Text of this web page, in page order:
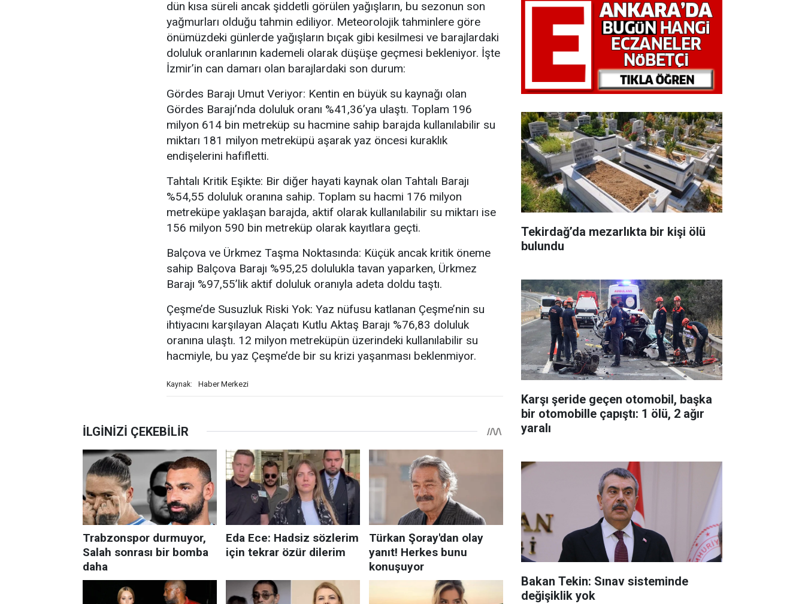
dün kısa süreli ancak şiddetli görülen yağışların, bu sezonun son
yağmurları olduğu tahmin ediliyor. Meteorolojik tahminlere göre
önümüzdeki günlerde yağışların bıçak gibi kesilmesi ve barajlardaki
doluluk oranlarının kademeli olarak düşüşe geçmesi bekleniyor. İşte
İzmir’in can damarı olan barajlardaki son durum:
Gördes Barajı Umut Veriyor: Kentin en büyük su kaynağı olan
Gördes Barajı’nda doluluk oranı %41,36’ya ulaştı. Toplam 196
milyon 614 bin metreküp su hacmine sahip barajda kullanılabilir su
miktarı 181 milyon metreküpü aşarak yaz öncesi kuraklık
endişelerini hafifletti.
Tahtalı Kritik Eşikte: Bir diğer hayati kaynak olan Tahtalı Barajı
%54,55 doluluk oranına sahip. Toplam su hacmi 176 milyon
metreküpe yaklaşan barajda, aktif olarak kullanılabilir su miktarı ise
156 milyon 590 bin metreküp olarak kayıtlara geçti.
Balçova ve Ürkmez Taşma Noktasında: Küçük ancak kritik öneme
sahip Balçova Barajı %95,25 dolulukla tavan yaparken, Ürkmez
Barajı %97,55’lik aktif doluluk oranıyla adeta doldu taştı.
Çeşme’de Susuzluk Riski Yok: Yaz nüfusu katlanan Çeşme’nin su
ihtiyacını karşılayan Alaçatı Kutlu Aktaş Barajı %76,83 doluluk
oranına ulaştı. 12 milyon metreküpün üzerindeki kullanılabilir su
hacmiyle, bu yaz Çeşme’de bir su krizi yaşanması beklenmiyor.
Kaynak: Haber Merkezi
Tekirdağ’da mezarlıkta bir kişi ölü
bulundu
Karşı şeride geçen otomobil, başka
bir otomobille çapıştı: 1 ölü, 2 ağır
yaralı
Bakan Tekin: Sınav sisteminde
değişiklik yok